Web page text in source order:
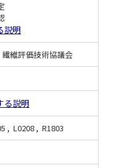
説明
維評価技術協議会
る説明
, L0208 , R1803